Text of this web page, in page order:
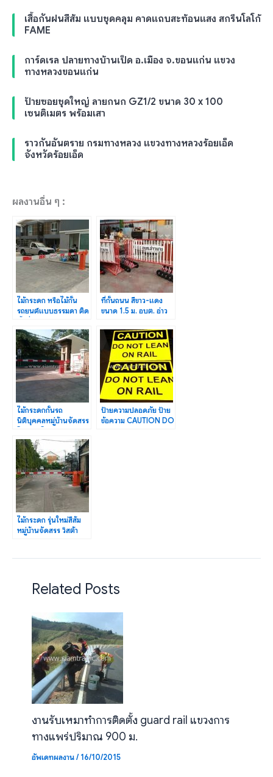
เสื้อกันฝนสีส้ม แบบชุดคลุม คาดแถบสะท้อนแสง สกรีนโลโก้
FAME
การ์ดเรล ปลายทางบ้านเป็ด อ.เมือง จ.ขอนแก่น แขวง
ทางหลวงขอนแก่น
ป้ายซอยชุดใหญ่ ลายกนก GZ1/2 ขนาด 30 x 100
เซนติเมตร พร้อมเสา
ราวกันอันตราย กรมทางหลวง แขวงทางหลวงร้อยเอ็ด
จังหวัดร้อยเอ็ด
ผลงานอื่น ๆ :
ไม้กระดก หรือไม้กั้น
รถยนต์แบบธรรมดา ติด
ที่กั้นถนน สีขาว-แดง
ขนาด 1.5 ม. อบต. อ่าว
ไม้กระดกกั้นรถ
นิติบุคคลหมู่บ้านจัดสรร
ป้ายความปลอดภัย ป้าย
ข้อความ CAUTION DO
ไม้กระดก รุ่นใหม่สีส้ม
หมู่บ้านจัดสรร วิสต้า
Related Posts
งานรับเหมาทำการติดตั้ง guard rail แขวงการ
ทางแพร่ปริมาณ 900 ม.
อัพเดทผลงาน/16/10/2015